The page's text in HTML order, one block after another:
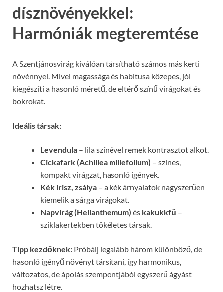
dísznövényekkel:
Harmóniák megteremtése
A Szentjánosvirág kiválóan társítható számos más kerti
növénnyel. Mivel magassága és habitusa közepes, jól
kiegészíti a hasonló méretű, de eltérő színű virágokat és
bokrokat.
Ideális társak:
Levendula – lila színével remek kontrasztot alkot.
Cickafark (Achillea millefolium) – színes,
kompakt virágzat, hasonló igények.
Kék irisz, zsálya – a kék árnyalatok nagyszerűen
kiemelik a sárga virágokat.
Napvirág (Helianthemum) és kakukkfű –
sziklakertekben tökéletes társak.
Tipp kezdőknek: Próbálj legalább három különböző, de
hasonló igényű növényt társítani, így harmonikus,
változatos, de ápolás szempontjából egyszerű ágyást
hozhatsz létre.